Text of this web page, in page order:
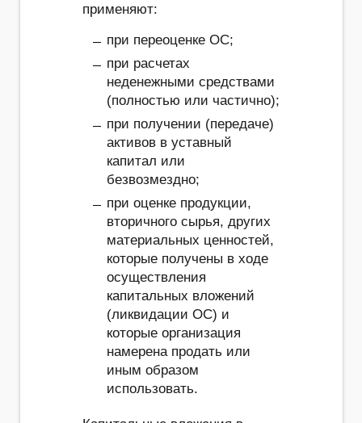
применяют:
при переоценке ОС;
при расчетах
неденежными средствами
(полностью или частично);
при получении (передаче)
активов в уставный
капитал или
безвозмездно;
при оценке продукции,
вторичного сырья, других
материальных ценностей,
которые получены в ходе
осуществления
капитальных вложений
(ликвидации ОС) и
которые организация
намерена продать или
иным образом
использовать.